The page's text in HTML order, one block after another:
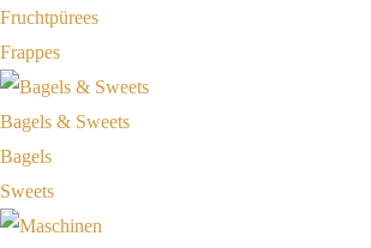
Fruchtpürees
Frappes
Bagels & Sweets
Bagels
Sweets